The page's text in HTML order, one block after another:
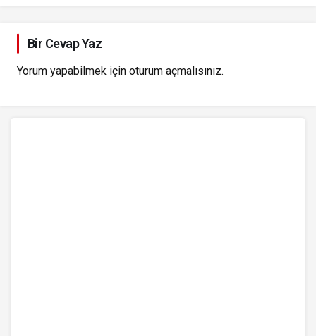
Bir Cevap Yaz
Yorum yapabilmek için oturum açmalısınız.